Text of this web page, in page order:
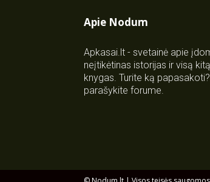
Apie Nodum
Apkasai.lt - svetainė apie
neįtikėtinas istorijas ir visą
knygas. Turite ką
parašykite forume.